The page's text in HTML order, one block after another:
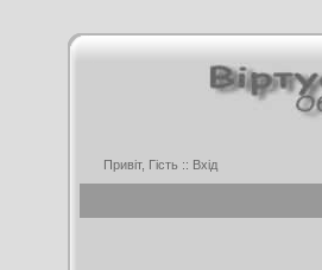
Привіт, Гість :: Вхід